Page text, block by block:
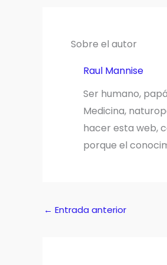
Sobre el autor
Raul Mannise
Ser humano,
Medicina,
hacer esta web,
porque el
← Entrada anterior